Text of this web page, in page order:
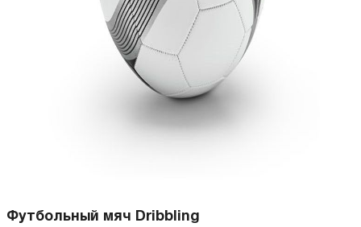
Футбольный мяч Dribbling